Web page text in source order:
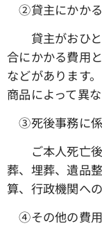
➁貸主にかか
貸主がおひと
合にかかる費用
などがあります
商品によって異な
③死後事務に
ご本人死亡後
葬、埋葬、遺品
算、行政機関へ
④その他の費用